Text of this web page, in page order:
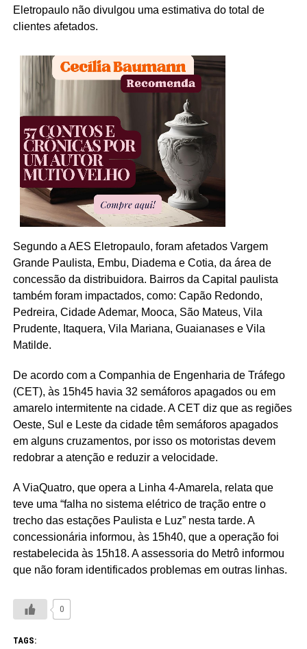
Eletropaulo não divulgou uma estimativa do total de
clientes afetados.
Segundo a AES Eletropaulo, foram afetados Vargem
Grande Paulista, Embu, Diadema e Cotia, da área de
concessão da distribuidora. Bairros da Capital paulista
também foram impactados, como: Capão Redondo,
Pedreira, Cidade Ademar, Mooca, São Mateus, Vila
Prudente, Itaquera, Vila Mariana, Guaianases e Vila
Matilde.
De acordo com a Companhia de Engenharia de Tráfego
(CET), às 15h45 havia 32 semáforos apagados ou em
amarelo intermitente na cidade. A CET diz que as regiões
Oeste, Sul e Leste da cidade têm semáforos apagados
em alguns cruzamentos, por isso os motoristas devem
redobrar a atenção e reduzir a velocidade.
A ViaQuatro, que opera a Linha 4-Amarela, relata que
teve uma “falha no sistema elétrico de tração entre o
trecho das estações Paulista e Luz” nesta tarde. A
concessionária informou, às 15h40, que a operação foi
restabelecida às 15h18. A assessoria do Metrô informou
que não foram identificados problemas em outras linhas.
0
TAGS: